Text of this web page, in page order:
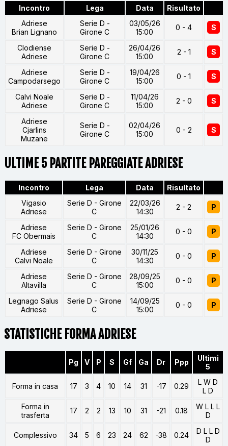
Incontro Lega Data
Risultato
Adriese
Brian Lignano
Serie D -
Girone C
03/05/26
15:00
0 - 4 S
Clodiense
Adriese
Serie D -
Girone C
26/04/26
15:00
2 - 1 S
Adriese
Campodarsego
Serie D -
Girone C
19/04/26
15:00
0 - 1 S
Calvi Noale
Adriese
Serie D -
Girone C
11/04/26
15:00
2 - 0 S
Adriese
Cjarlins
Muzane
Serie D -
Girone C
02/04/26
15:00
0 - 2 S
ULTIME 5 PARTITE PAREGGIATE ADRIESE
Incontro Lega Data
Risultato
Vigasio
Adriese
Serie D - Girone
C
22/03/26
14:30
2 - 2 P
Adriese
FC Obermais
Serie D - Girone
C
25/01/26
14:30
0 - 0 P
Adriese
Calvi Noale
Serie D - Girone
C
30/11/25
14:30
0 - 0 P
Adriese
Altavilla
Serie D - Girone
C
28/09/25
15:00
0 - 0 P
Legnago Salus
Adriese
Serie D - Girone
C
14/09/25
15:00
0 - 0 P
STATISTICHE FORMA ADRIESE
Pg V P S Gf Ga Dr Ppp
Ultimi
5
Forma in casa 17 3 4 10 14 31 -17 0.29
L W D
L D
Forma in
trasferta
17 2 2 13 10 31 -21 0.18
W L L L
D
Complessivo 34 5 6 23 24 62 -38 0.24
D L L D
D